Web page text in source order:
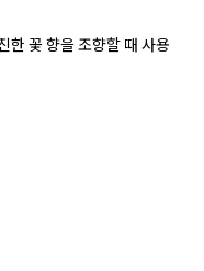
한 꽃 향을 조향할 때 사용